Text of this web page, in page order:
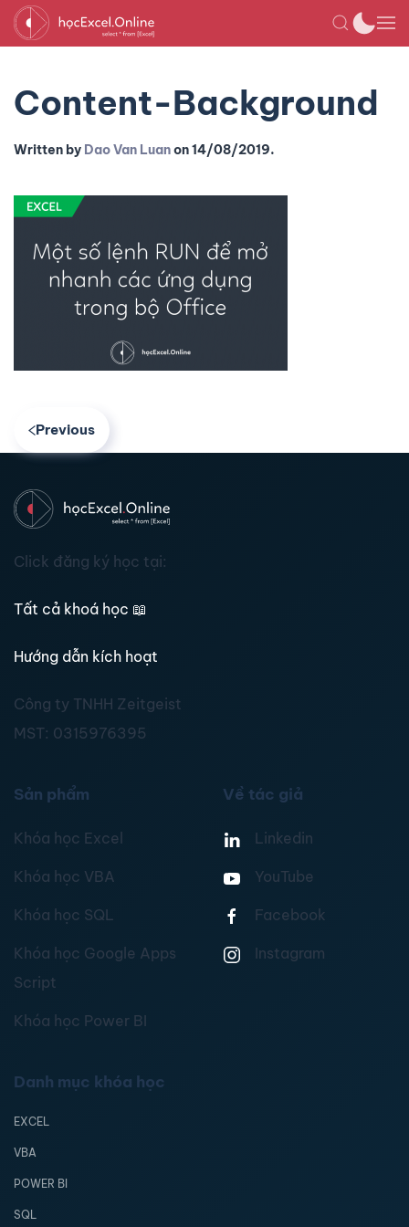
Content-Background
Written by Dao Van Luanon14/08/2019.
Previous
Click đăng ký học tại:
Tất cả khoá học 📖
Hướng dẫn kích hoạt
Công ty TNHH Zeitgeist
MST: 0315976395
Sản phẩm
Khóa học Excel
Khóa học VBA
Khóa học SQL
Khóa học Google Apps
Script
Khóa học Power BI
Về tác giả
Linkedin
YouTube
Facebook
Instagram
Danh mục khóa học
EXCEL
VBA
POWER BI
SQL